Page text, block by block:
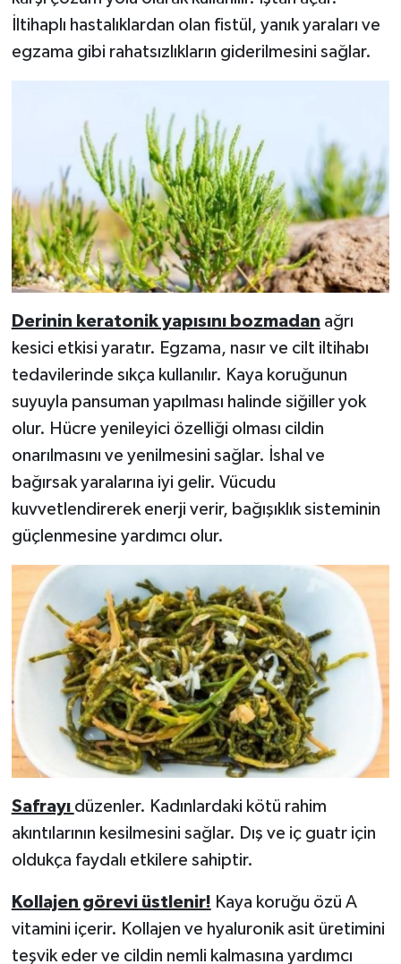
İltihaplı hastalıklardan olan fistül, yanık yaraları ve
egzama gibi rahatsızlıkların giderilmesini sağlar.
Derinin keratonik yapısını bozmadan ağrı
kesici etkisi yaratır. Egzama, nasır ve cilt iltihabı
tedavilerinde sıkça kullanılır. Kaya koruğunun
suyuyla pansuman yapılması halinde siğiller yok
olur. Hücre yenileyici özelliği olması cildin
onarılmasını ve yenilmesini sağlar. İshal ve
bağırsak yaralarına iyi gelir. Vücudu
kuvvetlendirerek enerji verir, bağışıklık sisteminin
güçlenmesine yardımcı olur.
Safrayı düzenler. Kadınlardaki kötü rahim
akıntılarının kesilmesini sağlar. Dış ve iç guatr için
oldukça faydalı etkilere sahiptir.
Kollajen görevi üstlenir! Kaya koruğu özü A
vitamini içerir. Kollajen ve hyaluronik asit üretimini
teşvik eder ve cildin nemli kalmasına yardımcı